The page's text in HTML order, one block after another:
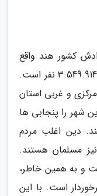
کشور هند واقع
شده است. جمعیت این شهر در حدود 3.549.914 نفر است.
و غربی استان
شهر را پنجابی ها
دین اغلب مردم
مسلمان هستند.
و به همین خاطر،
است. با این